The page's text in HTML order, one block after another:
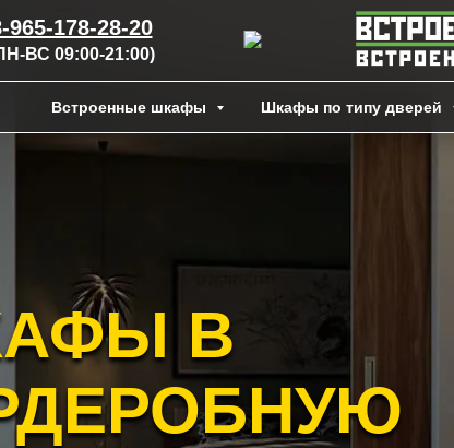
965-178-28-20
ВС 09:00-21:00)
Встроенные шкафы Шкафы по типу дверей
В